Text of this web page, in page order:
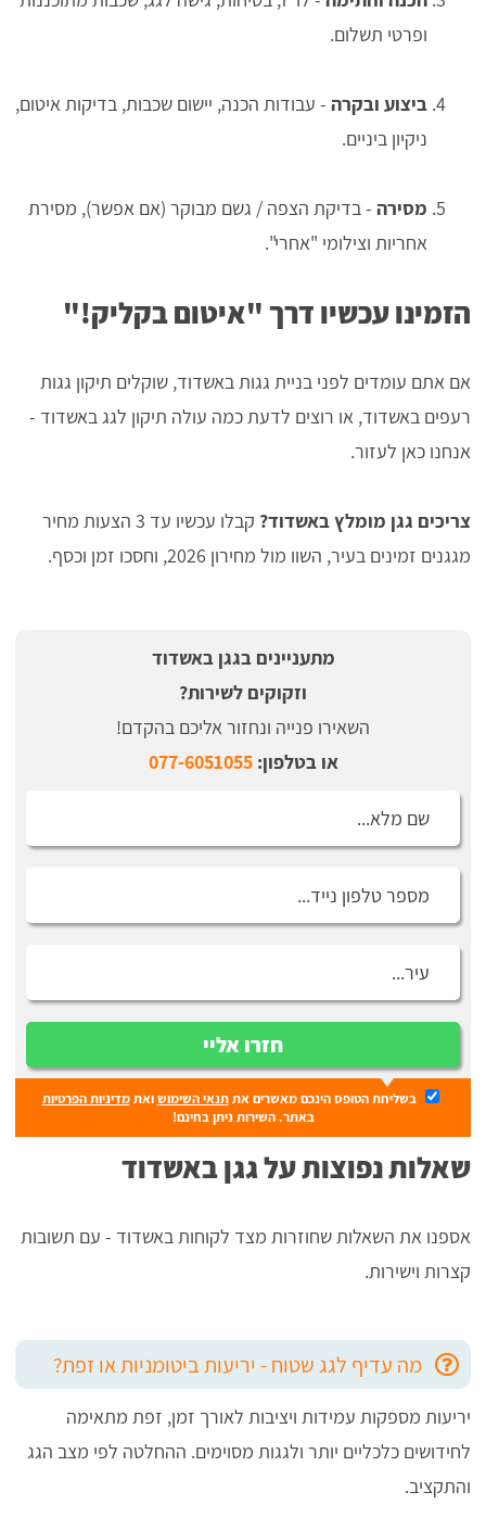
ופרטי תשלום.
ביצוע ובקרה - עבודות הכנה, יישום שכבות, בדיקות איטום,
ניקיון ביניים.
מסירה - בדיקת הצפה / גשם מבוקר (אם אפשר), מסירת
אחריות וצילומי "אחרי".
הזמינו עכשיו דרך "איטום בקליק!"
אם אתם עומדים לפני בניית גגות באשדוד, שוקלים תיקון גגות
רעפים באשדוד, או רוצים לדעת כמה עולה תיקון לגג באשדוד -
אנחנו כאן לעזור.
צריכים גגן מומלץ באשדוד?
קבלו עכשיו עד 3 הצעות מחיר
מגגנים זמינים בעיר, השוו מול מחירון 2026, וחסכו זמן וכסף.
מתעניינים בגגן באשדוד
וזקוקים לשירות?
השאירו פנייה ונחזור אליכם בהקדם!
או בטלפון:077-6051055
חזרו אליי
בשליחת הטופס הינכם מאשרים אתתנאי השימושואתמדיניות הפרטיות
באתר. השירות ניתן בחינם!
שאלות נפוצות על גגן באשדוד
אספנו את השאלות שחוזרות מצד לקוחות באשדוד - עם תשובות
קצרות וישירות.
מה עדיף לגג שטוח - יריעות ביטומניות או זפת?
יריעות מספקות עמידות ויציבות לאורך זמן, זפת מתאימה
לחידושים כלכליים יותר ולגגות מסוימים. ההחלטה לפי מצב הגג
והתקציב.